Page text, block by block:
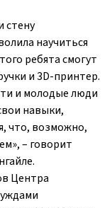
стену
научиться
ребята смогут
и 3D-принтер.
и молодые люди
навыки,
что, возможно,
– говорит
гайле.
Центра